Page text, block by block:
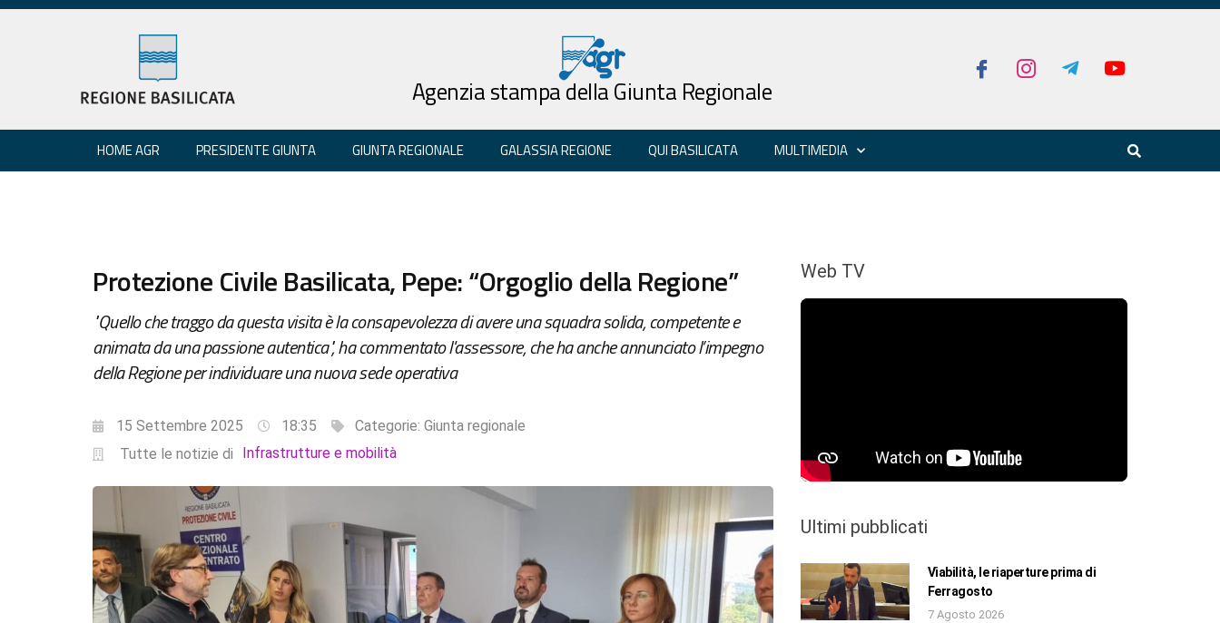
Agenzia stampa della Giunta Regionale
HOME AGR PRESIDENTE GIUNTA GIUNTA REGIONALE GALASSIA REGIONE QUI BASILICATA MULTIMEDIA
Protezione Civile Basilicata, Pepe: “Orgoglio della Regione”
"Quello che traggo da questa visita è la consapevolezza di avere una squadra solida, competente e
animata da una passione autentica", ha commentato l'assessore, che ha anche annunciato l’impegno
della Regione per individuare una nuova sede operativa
15 Settembre 2025 18:35 Categorie: Giunta regionale
Tutte le notizie di
Infrastrutture e mobilità
Web TV
Ultimi pubblicati
Viabilità, le riaperture prima di
Ferragosto
7 Agosto 2026